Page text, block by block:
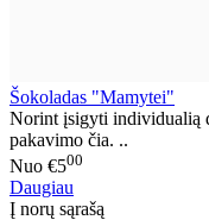
Šokoladas "Mamytei"
Norint įsigyti individualią
pakavimo čia. ..
Nuo €500
Daugiau
Į norų sąrašą